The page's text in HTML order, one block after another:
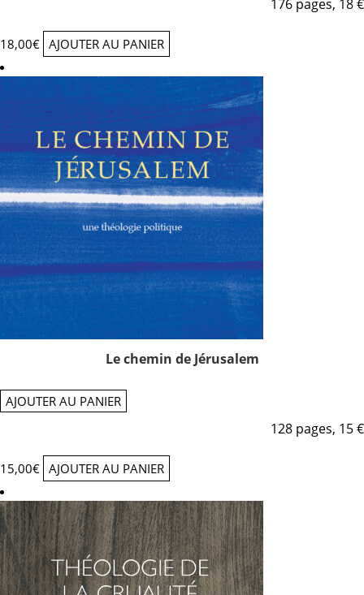
176 pages, 18 €
18,00€ AJOUTER AU PANIER
Le chemin de Jérusalem
AJOUTER AU PANIER
128 pages, 15 €
15,00€ AJOUTER AU PANIER